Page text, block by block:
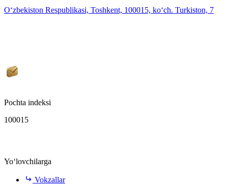
O‘zbekiston Respublikasi, Toshkent, 100015, ko‘ch. Turkiston, 7
Pochta indeksi
100015
Yo‘lovchilarga
Vokzallar